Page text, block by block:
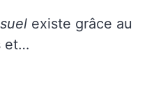
existe grâce au
et…